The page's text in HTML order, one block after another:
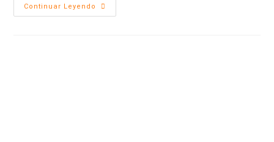
Continuar Leyendo